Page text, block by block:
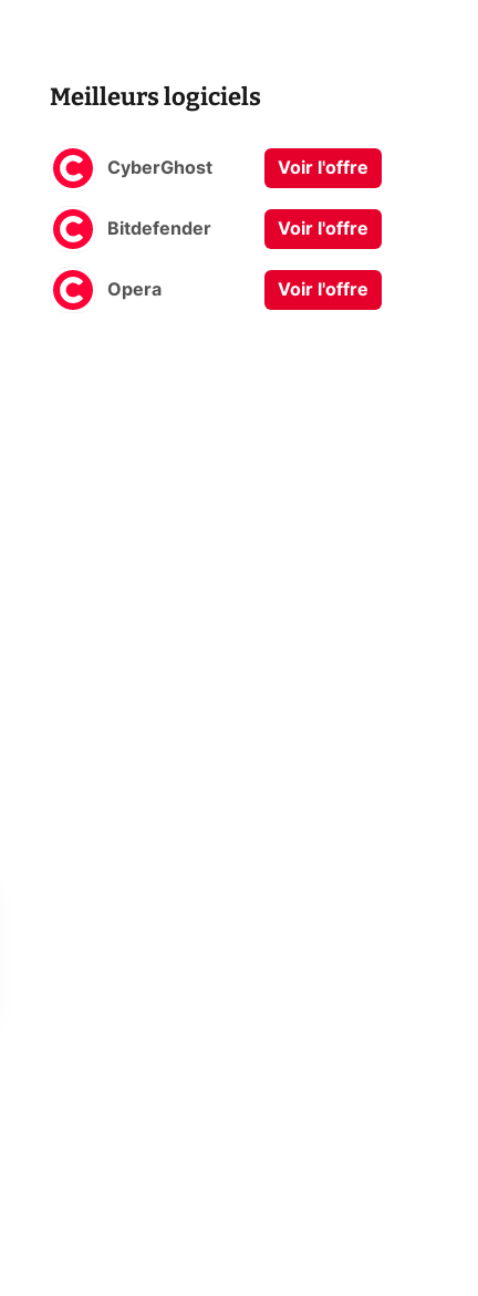
Meilleurs logiciels
CyberGhost Voir l'offre
Bitdefender Voir l'offre
Opera Voir l'offre